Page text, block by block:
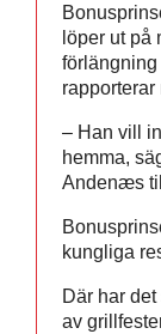
löper ut på
förlängning
rapporterar
– Han vill
hemma,
Andenæs
kungliga
Där har
av